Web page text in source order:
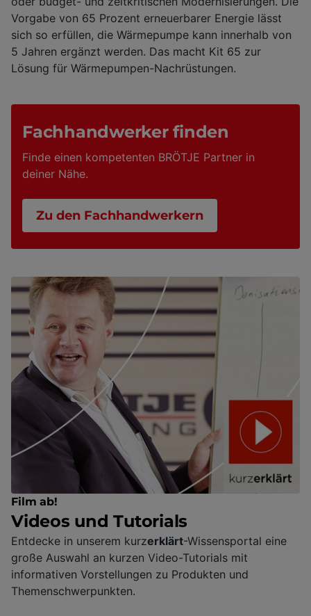
Vorgabe von 65 Prozent erneuerbarer Energie lässt
sich so erfüllen, die Wärmepumpe kann innerhalb von
5 Jahren ergänzt werden. Das macht Kit 65 zur
Lösung für Wärmepumpen-Nachrüstungen.
Fachhandwerker finden
Finde einen kompetenten BRÖTJE Partner in
deiner Nähe.
Zu den Fachhandwerkern
Film ab!
Videos und Tutorials
Entdecke in unserem kurzerklärt-Wissensportal eine
große Auswahl an kurzen Video-Tutorials mit
informativen Vorstellungen zu Produkten und
Themenschwerpunkten.